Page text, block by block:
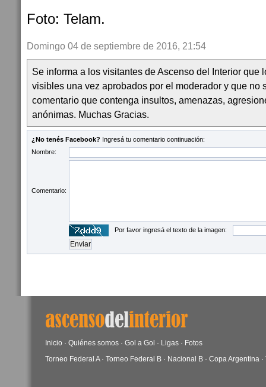
Foto: Telam.
Domingo 04 de septiembre de 2016, 21:54
Se informa a los visitantes de Ascenso del Interior que
visibles una vez aprobados por el moderador y que no
comentario que contenga insultos, amenazas,
anónimas. Muchas Gracias.
¿No tenés Facebook? Ingresá tu comentario continuación:
Nombre:
Comentario:
Por favor ingresá el texto de la imagen:
Inicio · Quiénes somos · Gol a Gol · Ligas · Fotos
Torneo Federal A· Torneo Federal B · Nacional B · Copa Argentina ·